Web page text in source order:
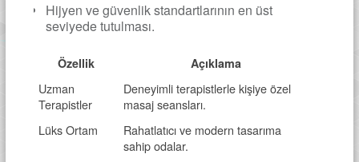
Hijyen ve güvenlik standartlarının en üst
seviyede tutulması.
Özellik Açıklama
Uzman
Terapistler
Deneyimli terapistlerle kişiye özel
masaj seansları.
Lüks Ortam
Rahatlatıcı ve modern tasarıma
sahip odalar.